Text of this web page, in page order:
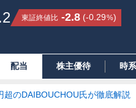
東証終値比 -2.8 (-0.29%)
配当 株主優待 時
のDAIBOUCHOU氏が徹底解説